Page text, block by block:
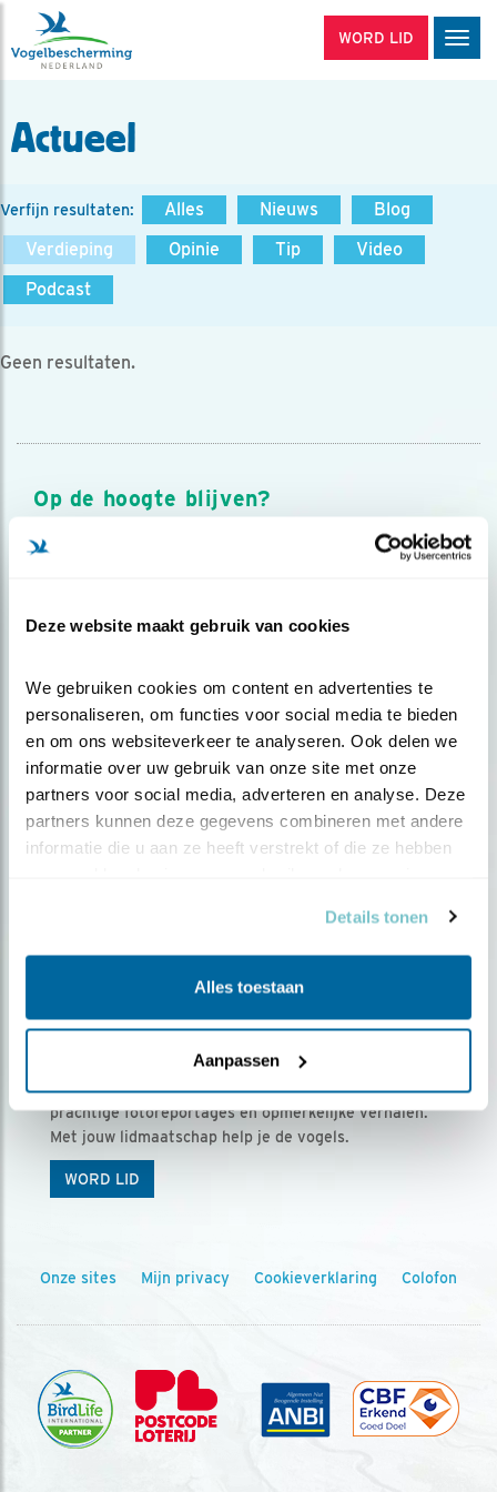
Deze website maakt gebruik van cookies
We gebruiken cookies om content en advertenties te
personaliseren, om functies voor social media te bieden
en om ons websiteverkeer te analyseren. Ook delen we
informatie over uw gebruik van onze site met onze
partners voor social media, adverteren en analyse. Deze
partners kunnen deze gegevens combineren met andere
informatie die u aan ze heeft verstrekt of die ze hebben
Details tonen
Alles toestaan
Aanpassen
WORD LID
Actueel
Verfijn resultaten: Alles Nieuws
Blog
Verdieping
Opinie Tip
Video
Podcast
Geen resultaten.
Op de hoogte blijven?
Meld je aan en ontvang nieuws, inspiratie, acties en tips
over vogels en activiteiten van Vogelbescherming.
Ontvang 5 x Vogels voor € 36,00 per jaar
Vogels is het tijdschrift voor onze leden, met
prachtige fotoreportages en opmerkelijke verhalen.
Met jouw lidmaatschap help je de vogels.
WORD LID
Onze sites Mijn privacy Cookieverklaring Colofon